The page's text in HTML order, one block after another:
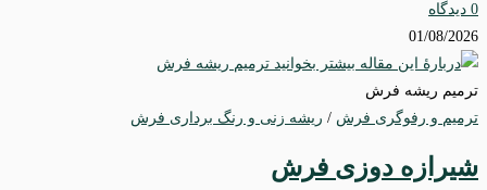
0 دیدگاه
01/08/2026
ترمیم ریشه فرش
ترمیم و رفوگری فرش / ریشه زنی و رنگ برداری فرش
شیرازه دوزی فرش